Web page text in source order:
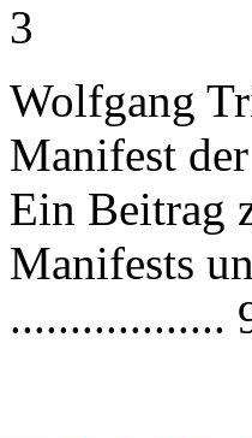
3
Wolfgang
Manifest
Ein Beitrag
Manifests
..................